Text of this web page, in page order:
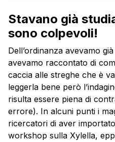
Stavano già
sono colpevoli!
Dell’ordinanza avevamo
avevamo raccontato di
caccia alle streghe che è
leggerla bene però
risulta essere piena di
errore). In alcuni punti i
ricercatori di aver
workshop sulla Xylella,